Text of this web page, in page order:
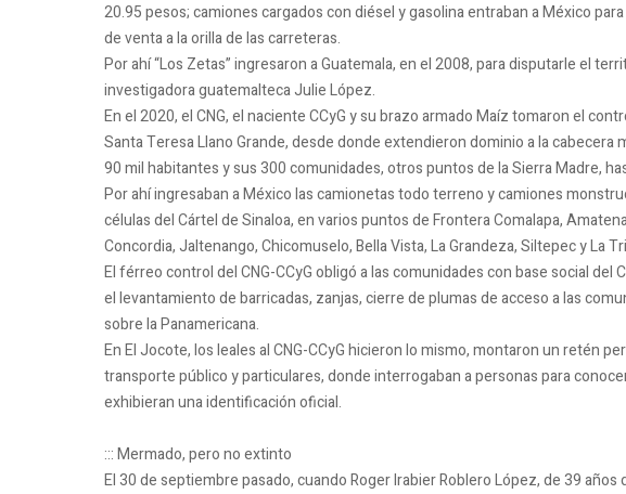
20.95 pesos; camiones cargados con diésel y gasolina entraban a México
de venta a la orilla de las carreteras.
Por ahí “Los Zetas” ingresaron a Guatemala, en el 2008, para disputarle el
investigadora guatemalteca Julie López.
En el 2020, el CNG, el naciente CCyG y su brazo armado Maíz tomaron el
Santa Teresa Llano Grande, desde donde extendieron dominio a la cabecera
90 mil habitantes y sus 300 comunidades, otros puntos de la Sierra Madre,
Por ahí ingresaban a México las camionetas todo terreno y camiones
células del Cártel de Sinaloa, en varios puntos de Frontera Comalapa,
Concordia, Jaltenango, Chicomuselo, Bella Vista, La Grandeza, Siltepec y La
El férreo control del CNG-CCyG obligó a las comunidades con base social del
el levantamiento de barricadas, zanjas, cierre de plumas de acceso a las
sobre la Panamericana.
En El Jocote, los leales al CNG-CCyG hicieron lo mismo, montaron un retén
transporte público y particulares, donde interrogaban a personas para
exhibieran una identificación oficial.
::: Mermado, pero no extinto
El 30 de septiembre pasado, cuando Roger Irabier Roblero López, de 39